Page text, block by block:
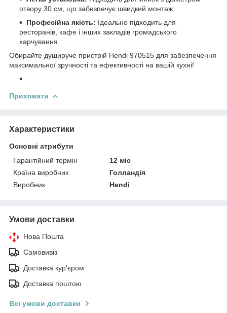
отвору 30 см, що забезпечує швидкий монтаж.
Професійна якість: Ідеально підходить для
ресторанів, кафе і інших закладів громадського
харчування.
Обирайте душируче пристрій Hendi 970515 для забезпечення
максимальної зручності та ефективності на вашій кухні!
Приховати
Характеристики
Основні атрибути
Гарантійний термін
12 міс
Країна виробник
Голландія
Виробник
Hendi
Умови доставки
Нова Пошта
Самовивіз
Доставка кур'єром
Доставка поштою
Всі умови доставки